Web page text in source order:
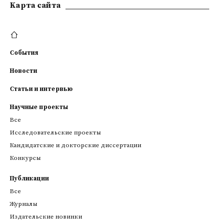
Kарта сайта
События
Новости
Статьи и интервью
Научные проекты
Все
Исследовательские проекты
Кандидатские и докторские диссертации
Конкурсы
Публикации
Все
Журналы
Издательские новинки